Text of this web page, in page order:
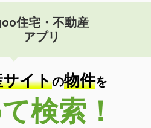
住宅・不動産
アプリ
イトの物件を
検索！